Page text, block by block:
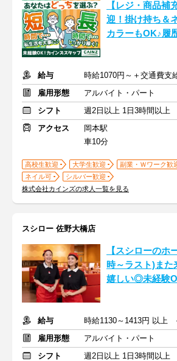
【レジ・商品補
迎！掛け持ち＆
カラーもOK♪履
給与
時給1070円～＋交通費支
雇用形態
アルバイト・パート
シフト
週2日以上 1日3時間以上
アクセス
岡本駅
車10分
高校生歓迎 大学生歓迎
副業・Ｗワーク歓
ネイル可
シルバー歓迎
株式会社カインズの求人一覧を見る
スシロー 佐野大橋店
【スシローのホ
時～ラスト)また
嬉しい◎未経験
給与
時給1130～1413円 以
雇用形態
アルバイト・パート
シフト
週2日以上 1日3時間以上